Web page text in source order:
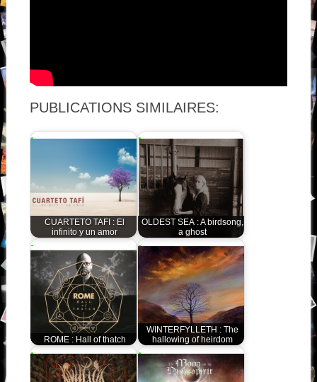
PUBLICATIONS SIMILAIRES:
CUARTETO TAFI : El
infinito y un amor
OLDEST SEA : A birdsong,
a ghost
ROME : Hall of thatch
WINTERFYLLETH : The
hallowing of heirdom